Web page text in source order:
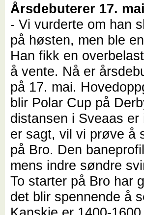
Årsdebuterer 17. mai
- Vi vurderte om han
på høsten, men ble
Han fikk en
å vente. Nå er
på 17. mai.
blir Polar Cup på
distansen i Sveaas
er sagt, vil vi prøve å
på Bro. Den
mens indre søndre
To starter på Bro har
det blir spennende å